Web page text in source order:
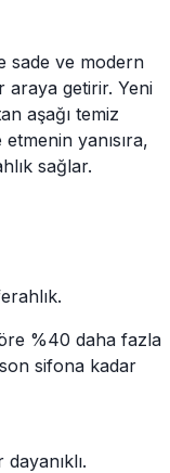
sade ve modern
araya getirir. Yeni
aşağı temiz
yanısıra,
sağlar.
%40 daha fazla
sifona kadar